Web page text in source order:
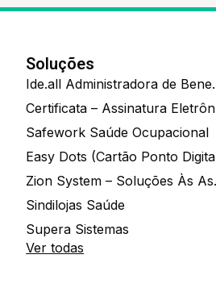
Soluções
Ide.all
Safework Saúde Ocupacional
Easy Dots (Cartão Ponto
Zion
Sindilojas Saúde
Supera Sistemas
Ver todas